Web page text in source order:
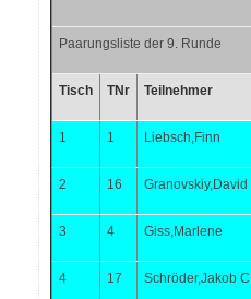
Paarungsliste der 9. Runde
Tisch TNr Teilnehmer
1 1 Liebsch,Finn
2 16 Granovskiy,David
3 4 Giss,Marlene
4 17 Schröder,Jakob C